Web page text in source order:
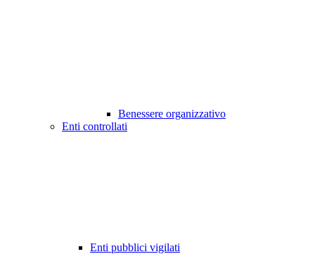
Benessere organizzativo
Enti controllati
Enti pubblici vigilati